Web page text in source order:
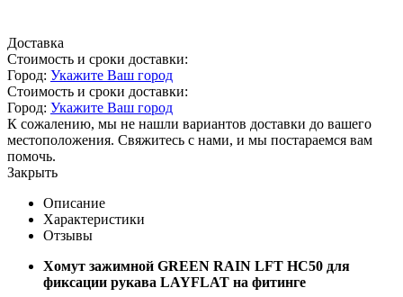
Доставка
Стоимость и сроки доставки:
Город: Укажите Ваш город
Стоимость и сроки доставки:
Город: Укажите Ваш город
К сожалению, мы не нашли вариантов доставки до вашего
местоположения. Свяжитесь с нами, и мы постараемся вам
помочь.
Закрыть
Описание
Характеристики
Отзывы
Хомут зажимной GREEN RAIN LFT HC50 для
фиксации рукава LAYFLAT на фитинге